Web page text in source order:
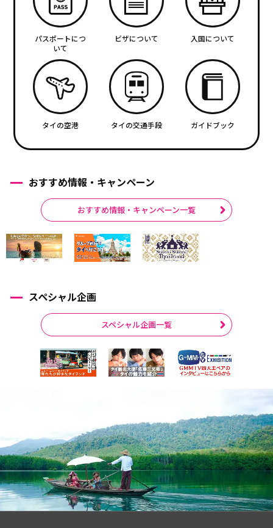
パスポートにつ
いて
ビザについて 入国について
タイの空港 タイの交通手段 ガイドブック
おすすめ情報・キャンペーン
おすすめ情報・キャンペーン一覧
スペシャル企画
スペシャル企画一覧